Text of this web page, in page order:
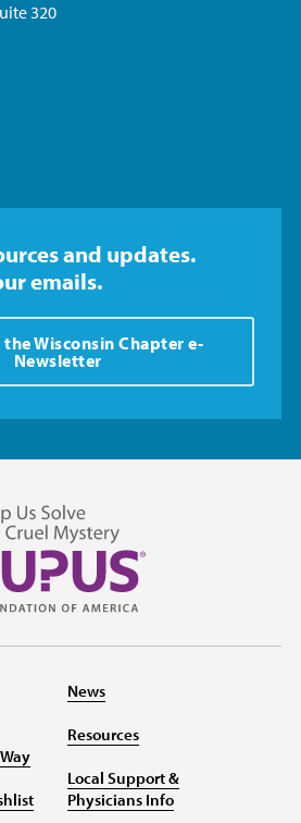
320
YouTube
and updates.
emails.
Wisconsin Chapter e-
Newsletter
News
Resources
Local Support &
Physicians Info